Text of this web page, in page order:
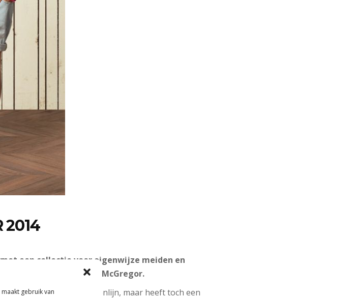
gebruik van
2014
een collectie voor eigenwijze meiden en
naar de historie van McGregor.
uit de volwassenenlijn, maar heeft toch een